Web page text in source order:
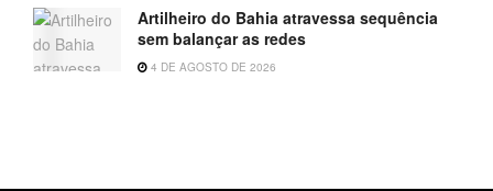
Artilheiro do Bahia atravessa sequência
sem balançar as redes
4 DE AGOSTO DE 2026